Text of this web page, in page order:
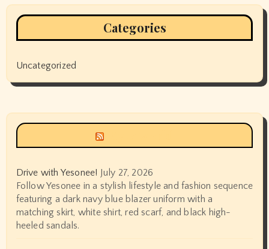
Categories
Uncategorized
Drive with Yesonee! July 27, 2026
Follow Yesonee in a stylish lifestyle and fashion sequence
featuring a dark navy blue blazer uniform with a
matching skirt, white shirt, red scarf, and black high-
heeled sandals.